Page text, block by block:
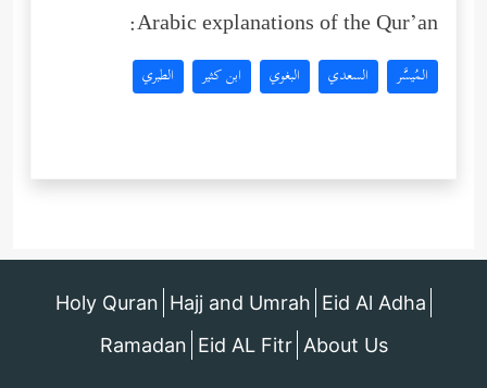
Arabic explanations of the Qur’an:
المُيسَّر السعدي البغوي ابن كثير الطبري
Holy Quran Hajj and Umrah Eid Al Adha
Ramadan Eid AL Fitr About Us